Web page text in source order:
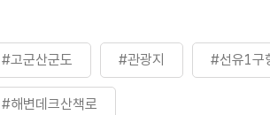
#고군산군도 #관광지 #선유1구
#해변데크산책로